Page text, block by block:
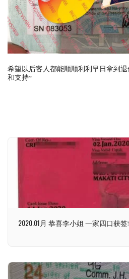
希望以后客人都能顺顺利利早日拿到
和支持~
2020.01月 恭喜李小姐 一家四口获